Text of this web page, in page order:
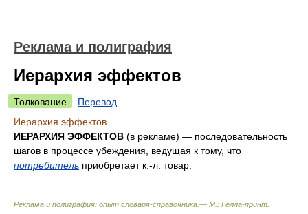
Реклама и полиграфия
Иерархия эффектов
Толкование
Перевод
Иерархия эффектов
ИЕРАРХИЯ ЭФФЕКТОВ (в рекламе) — последовательность
шагов в процессе убеждения, ведущая к тому, что
потребитель приобретает к.-л. товар.
Реклама и полиграфия: опыт словаря-справочника.— М.: Гелла-принт